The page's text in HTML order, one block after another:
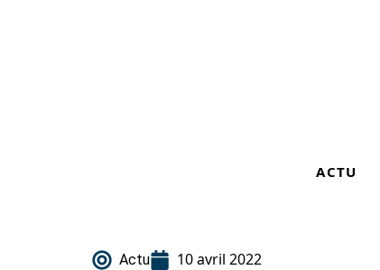
ACTU
Actu 10 avril 2022